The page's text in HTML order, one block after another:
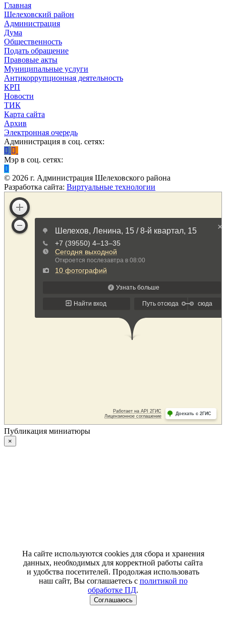
Главная
Шелеховский район
Администрация
Дума
Общественность
Подать обращение
Правовые акты
Муниципальные услуги
Антикоррупционная деятельность
КРП
Новости
ТИК
Карта сайта
Архив
Электронная очередь
Администрация в соц. сетях:
Мэр в соц. сетях:
© 2026 г. Администрация Шелеховского района
Разработка сайта: Виртуальные технологии
Публикация миниатюры
×
На сайте используются cookies для сбора и хранения
данных, необходимых для корректной работы сайта
и удобства посетителей. Продолжая использовать
наш сайт, Вы соглашаетесь с политикой по
обработке ПД.
Соглашаюсь